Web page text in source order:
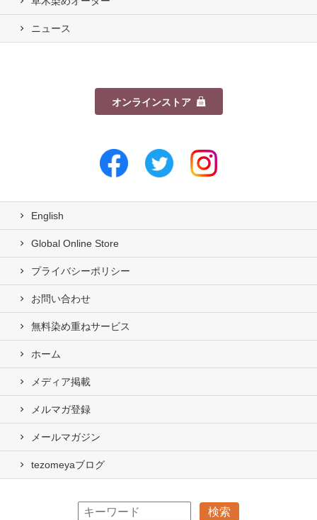
ニュース
オンラインストア
English
Global Online Store
プライバシーポリシー
お問い合わせ
無料染め重ねサービス
ホーム
メディア掲載
メルマガ登録
メールマガジン
tezomeyaブログ